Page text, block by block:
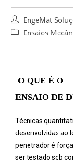
EngeMat
Ensaios
O QUE É O
ENSAIO DE
Técnicas
desenvolvidas ao
penetrador é
ser testado sob